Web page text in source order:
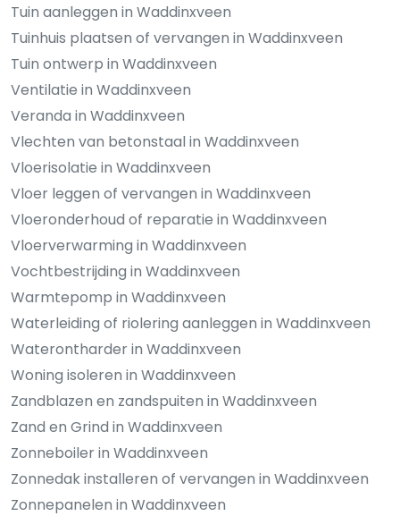
Tuin aanleggen in Waddinxveen
Tuinhuis plaatsen of vervangen in Waddinxveen
Tuin ontwerp in Waddinxveen
Ventilatie in Waddinxveen
Veranda in Waddinxveen
Vlechten van betonstaal in Waddinxveen
Vloerisolatie in Waddinxveen
Vloer leggen of vervangen in Waddinxveen
Vloeronderhoud of reparatie in Waddinxveen
Vloerverwarming in Waddinxveen
Vochtbestrijding in Waddinxveen
Warmtepomp in Waddinxveen
Waterleiding of riolering aanleggen in Waddinxveen
Waterontharder in Waddinxveen
Woning isoleren in Waddinxveen
Zandblazen en zandspuiten in Waddinxveen
Zand en Grind in Waddinxveen
Zonneboiler in Waddinxveen
Zonnedak installeren of vervangen in Waddinxveen
Zonnepanelen in Waddinxveen